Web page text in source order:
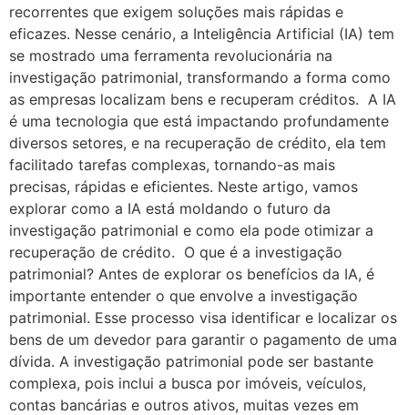
recorrentes que exigem soluções mais rápidas e
eficazes. Nesse cenário, a Inteligência Artificial (IA) tem
se mostrado uma ferramenta revolucionária na
investigação patrimonial, transformando a forma como
as empresas localizam bens e recuperam créditos. A IA
é uma tecnologia que está impactando profundamente
diversos setores, e na recuperação de crédito, ela tem
facilitado tarefas complexas, tornando-as mais
precisas, rápidas e eficientes. Neste artigo, vamos
explorar como a IA está moldando o futuro da
investigação patrimonial e como ela pode otimizar a
recuperação de crédito. O que é a investigação
patrimonial? Antes de explorar os benefícios da IA, é
importante entender o que envolve a investigação
patrimonial. Esse processo visa identificar e localizar os
bens de um devedor para garantir o pagamento de uma
dívida. A investigação patrimonial pode ser bastante
complexa, pois inclui a busca por imóveis, veículos,
contas bancárias e outros ativos, muitas vezes em